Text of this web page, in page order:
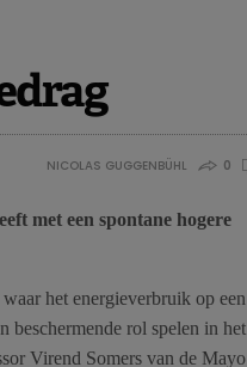
NICOLAS GUGGENBÜHL 0
met een spontane hogere
het energieverbruik op een
beschermende rol spelen in het
Virend Somers van de Mayo